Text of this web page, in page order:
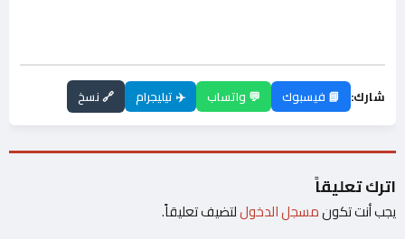
شارك: 📘 فيسبوك 💬 واتساب ✈️ تيليجرام 🔗 نسخ
اترك تعليقاً
يجب أنت تكونمسجل الدخوللتضيف تعليقاً.